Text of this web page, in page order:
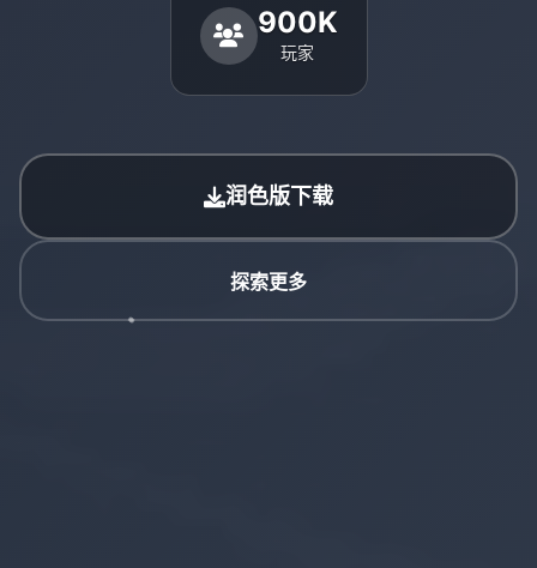
900K
玩家
润色版下载
探索更多